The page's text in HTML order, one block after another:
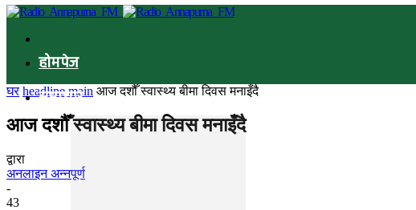
होमपेज
समाचार
घर headline main आज दशौँ स्वास्थ्य बीमा दिवस मनाइँदै
आज दशौँ स्वास्थ्य बीमा दिवस मनाइँदै
द्वारा
अनलाइन अन्नपूर्ण
-
43